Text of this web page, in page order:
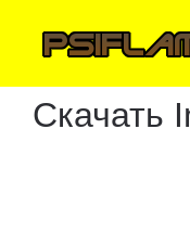
Скачать